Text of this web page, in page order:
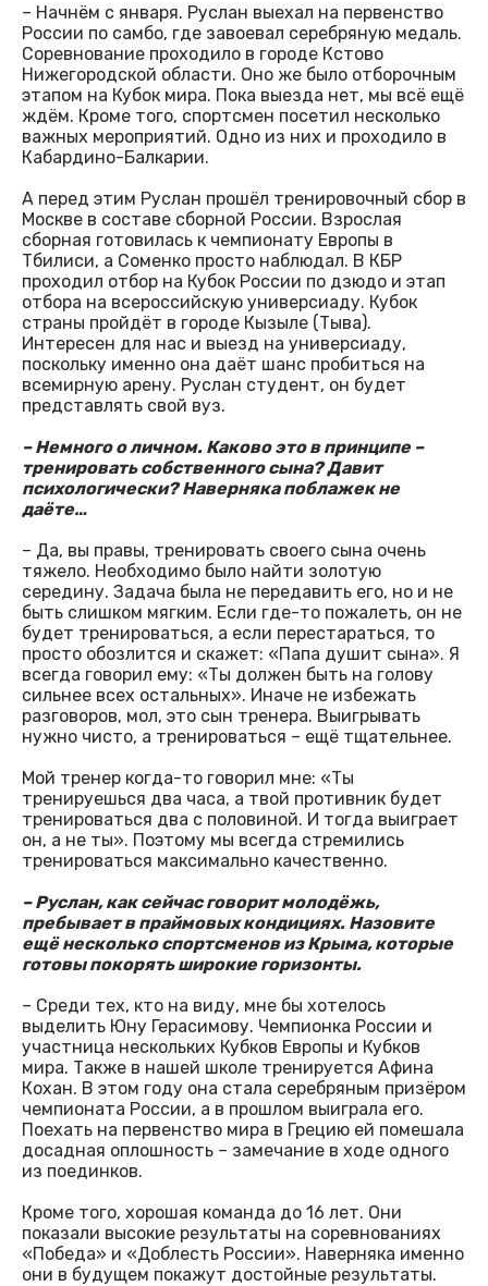
– Начнём с января. Руслан выехал на первенство
России по самбо, где завоевал серебряную медаль.
Соревнование проходило в городе Кстово
Нижегородской области. Оно же было отборочным
этапом на Кубок мира. Пока выезда нет, мы всё ещё
ждём. Кроме того, спортсмен посетил несколько
важных мероприятий. Одно из них и проходило в
Кабардино-Балкарии.
А перед этим Руслан прошёл тренировочный сбор в
Москве в составе сборной России. Взрослая
сборная готовилась к чемпионату Европы в
Тбилиси, а Соменко просто наблюдал. В КБР
проходил отбор на Кубок России по дзюдо и этап
отбора на всероссийскую универсиаду. Кубок
страны пройдёт в городе Кызыле (Тыва).
Интересен для нас и выезд на универсиаду,
поскольку именно она даёт шанс пробиться на
всемирную арену. Руслан студент, он будет
представлять свой вуз.
– Немного о личном. Каково это в принципе –
тренировать собственного сына? Давит
психологически? Наверняка поблажек не
даёте…
– Да, вы правы, тренировать своего сына очень
тяжело. Необходимо было найти золотую
середину. Задача была не передавить его, но и не
быть слишком мягким. Если где-то пожалеть, он не
будет тренироваться, а если перестараться, то
просто обозлится и скажет: «Папа душит сына». Я
всегда говорил ему: «Ты должен быть на голову
сильнее всех остальных». Иначе не избежать
разговоров, мол, это сын тренера. Выигрывать
нужно чисто, а тренироваться – ещё тщательнее.
Мой тренер когда-то говорил мне: «Ты
тренируешься два часа, а твой противник будет
тренироваться два с половиной. И тогда выиграет
он, а не ты». Поэтому мы всегда стремились
тренироваться максимально качественно.
– Руслан, как сейчас говорит молодёжь,
пребывает в праймовых кондициях. Назовите
ещё несколько спортсменов из Крыма, которые
готовы покорять широкие горизонты.
– Среди тех, кто на виду, мне бы хотелось
выделить Юну Герасимову. Чемпионка России и
участница нескольких Кубков Европы и Кубков
мира. Также в нашей школе тренируется Афина
Кохан. В этом году она стала серебряным призёром
чемпионата России, а в прошлом выиграла его.
Поехать на первенство мира в Грецию ей помешала
досадная оплошность – замечание в ходе одного
из поединков.
Кроме того, хорошая команда до 16 лет. Они
показали высокие результаты на соревнованиях
«Победа» и «Доблесть России». Наверняка именно
они в будущем покажут достойные результаты.